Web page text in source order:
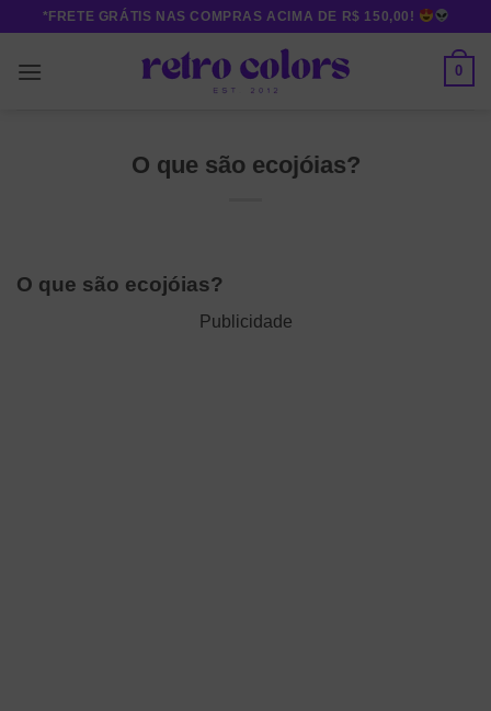
content
*FRETE GRÁTIS NAS COMPRAS ACIMA DE R$ 150,00!
0
O que são ecojóias?
O que são ecojóias?
Publicidade